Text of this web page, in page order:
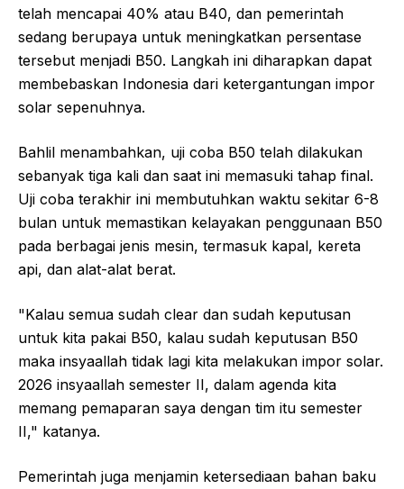
telah mencapai 40% atau B40, dan pemerintah
sedang berupaya untuk meningkatkan persentase
tersebut menjadi B50. Langkah ini diharapkan dapat
membebaskan Indonesia dari ketergantungan impor
solar sepenuhnya.
Bahlil menambahkan, uji coba B50 telah dilakukan
sebanyak tiga kali dan saat ini memasuki tahap final.
Uji coba terakhir ini membutuhkan waktu sekitar 6-8
bulan untuk memastikan kelayakan penggunaan B50
pada berbagai jenis mesin, termasuk kapal, kereta
api, dan alat-alat berat.
"Kalau semua sudah clear dan sudah keputusan
untuk kita pakai B50, kalau sudah keputusan B50
maka insyaallah tidak lagi kita melakukan impor solar.
2026 insyaallah semester II, dalam agenda kita
memang pemaparan saya dengan tim itu semester
II," katanya.
Pemerintah juga menjamin ketersediaan bahan baku